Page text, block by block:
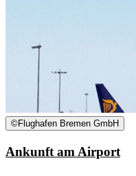
©Flughafen Bremen GmbH
Ankunft am Airport